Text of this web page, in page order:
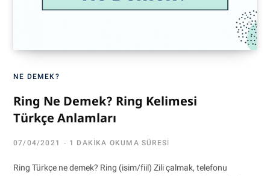
NE DEMEK?
Ring Ne Demek? Ring Kelimesi
Türkçe Anlamları
07/04/2021 1 DAKIKA OKUMA SÜRESI
Ring Türkçe ne demek? Ring (isim/fiil) Zili çalmak, telefonu